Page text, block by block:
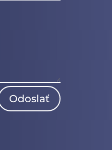
Odoslať